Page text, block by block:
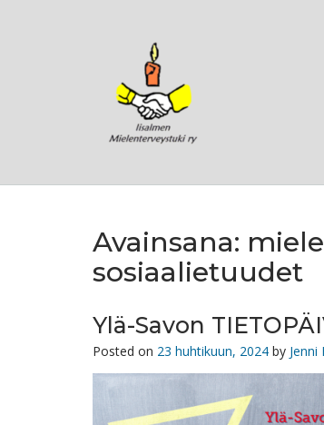
Avainsana:
sosiaalietuudet
Ylä-Savon
Posted on 23 huhtikuun, 2024 by Jenni